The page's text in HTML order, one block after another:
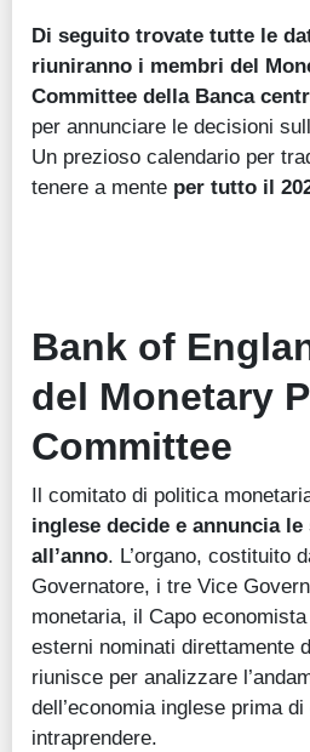
Di seguito trovate tutte le
riuniranno i membri del
Committee della Banca
per annunciare le decisioni
Un prezioso calendario per
tenere a mente per tutto il
Bank of
del Monetary
Committee
Il comitato di politica
inglese decide e annuncia
all’anno. L’organo, costituito
Governatore, i tre Vice
monetaria, il Capo
esterni nominati direttamente
riunisce per analizzare
dell’economia inglese prima
intraprendere.